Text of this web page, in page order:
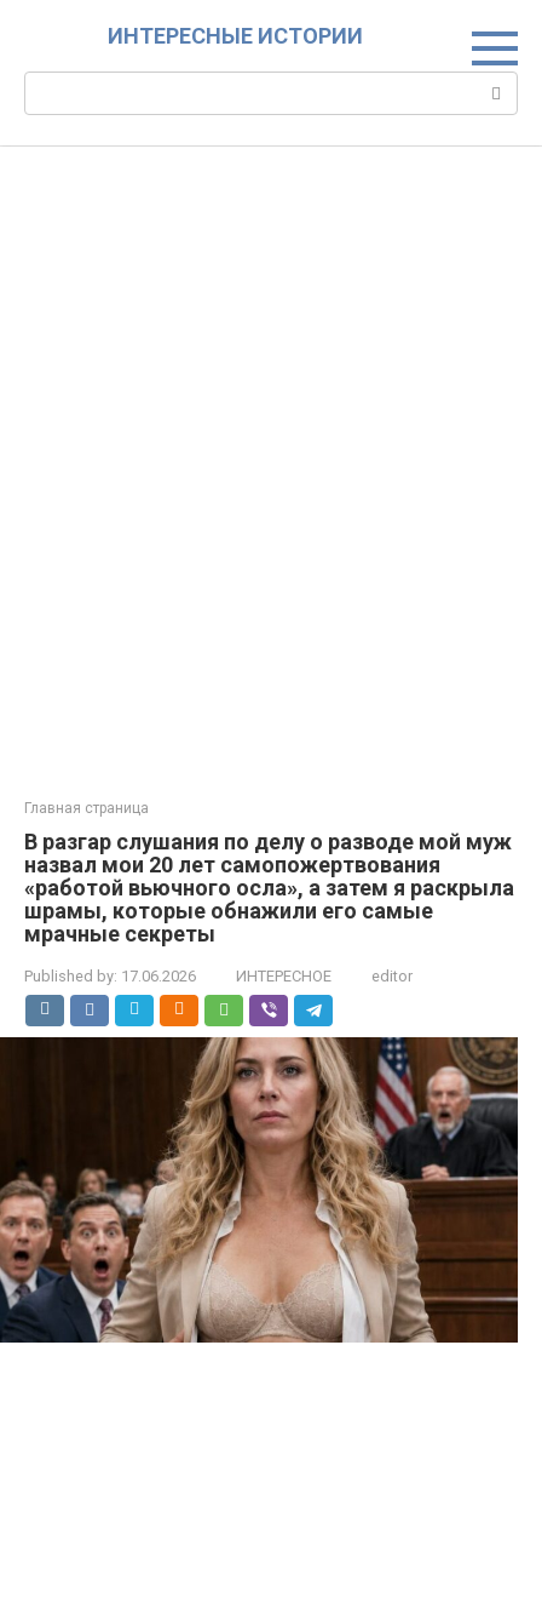
ИНТЕРЕСНЫЕ ИСТОРИИ
Главная страница
В разгар слушания по делу о разводе мой муж
назвал мои 20 лет самопожертвования
«работой вьючного осла», а затем я раскрыла
шрамы, которые обнажили его самые
мрачные секреты
Published by: 17.06.2026 ИНТЕРЕСНОЕ editor